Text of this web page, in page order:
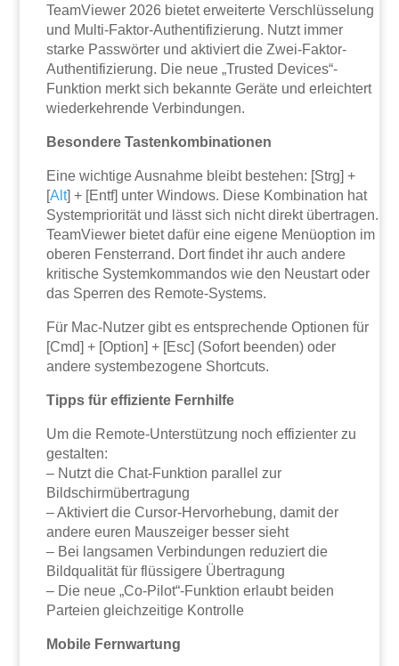
TeamViewer 2026 bietet erweiterte Verschlüsselung
und Multi-Faktor-Authentifizierung. Nutzt immer
starke Passwörter und aktiviert die Zwei-Faktor-
Authentifizierung. Die neue „Trusted Devices“-
Funktion merkt sich bekannte Geräte und erleichtert
wiederkehrende Verbindungen.
Besondere Tastenkombinationen
Eine wichtige Ausnahme bleibt bestehen: [Strg] +
[Alt] + [Entf] unter Windows. Diese Kombination hat
Systempriorität und lässt sich nicht direkt übertragen.
TeamViewer bietet dafür eine eigene Menüoption im
oberen Fensterrand. Dort findet ihr auch andere
kritische Systemkommandos wie den Neustart oder
das Sperren des Remote-Systems.
Für Mac-Nutzer gibt es entsprechende Optionen für
[Cmd] + [Option] + [Esc] (Sofort beenden) oder
andere systembezogene Shortcuts.
Tipps für effiziente Fernhilfe
Um die Remote-Unterstützung noch effizienter zu
gestalten:
– Nutzt die Chat-Funktion parallel zur
Bildschirmübertragung
– Aktiviert die Cursor-Hervorhebung, damit der
andere euren Mauszeiger besser sieht
– Bei langsamen Verbindungen reduziert die
Bildqualität für flüssigere Übertragung
– Die neue „Co-Pilot“-Funktion erlaubt beiden
Parteien gleichzeitige Kontrolle
Mobile Fernwartung